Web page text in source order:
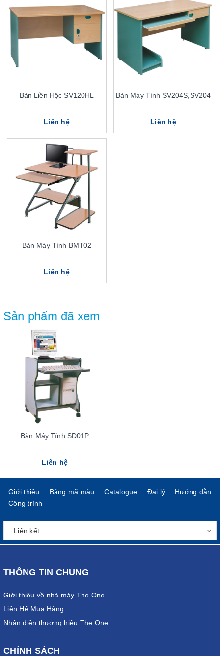
Bàn Liền Hộc SV120HL
Liên hệ
Bàn Máy Tính SV204S,SV204
Liên hệ
Bàn Máy Tính BMT02
Liên hệ
Sản phẩm đã xem
Bàn Máy Tính SD01P
Liên hệ
Giới thiệu Bảng mã màu Catalogue Đại lý
Hướng dẫn
Công trình
THÔNG TIN CHUNG
Giới thiệu về nhà máy The One
Liên Hệ Mua Hàng
Nhận diện thương hiệu The One
CHÍNH SÁCH